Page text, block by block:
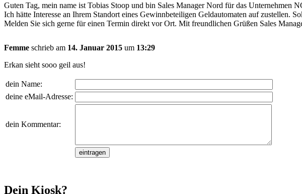
Guten Tag, mein name ist Tobias Stoop und bin Sales Manager Nord für das Unternehmen
Ich hätte Interesse an Ihrem Standort eines Gewinnbeteiligen Geldautomaten auf zustellen.
Melden Sie sich gerne für einen Termin direkt vor Ort. Mit freundlichen Grüßen Sales
Femme schrieb am 14. Januar 2015 um 13:29
Erkan sieht sooo geil aus!
dein Name:
deine eMail-Adresse:
dein Kommentar:
Dein Kiosk?